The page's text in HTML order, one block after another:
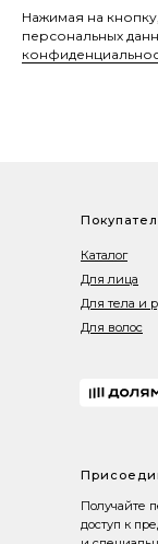
Нажимая на
персональных
Каталог
Для лица
Для тела и
Для волос
Получайте
доступ к